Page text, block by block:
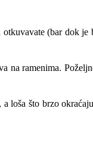
(bar dok
na ramenima.
loša što brzo